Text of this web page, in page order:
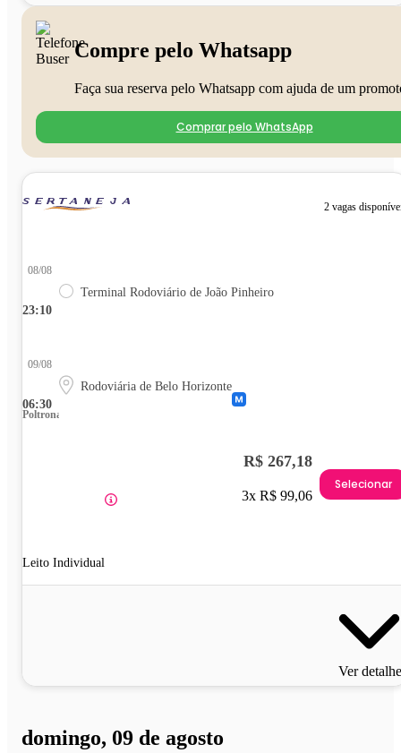
Compre pelo Whatsapp
Faça sua reserva pelo Whatsapp com ajuda de um
Comprar pelo WhatsApp
2 vagas
23:10
08/08
Terminal Rodoviário de João Pinheiro
06:30
09/08
Rodoviária de Belo Horizonte
Poltrona
Leito Individual
R$ 267,18
3x R$ 99,06
Selecionar
Ver
domingo, 09 de agosto